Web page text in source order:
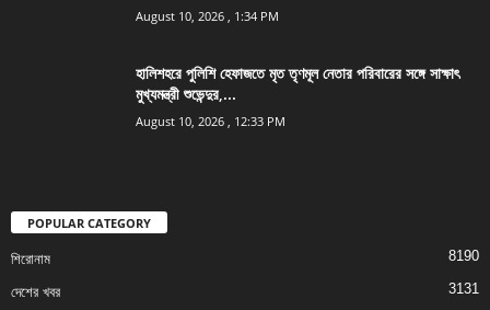
August 10, 2026 , 1:34 PM
হালিশহরে পুলিশি হেফাজতে মৃত তৃণমূল নেতার পরিবারের সঙ্গে সাক্ষাৎ
মুখ্যমন্ত্রী শুভেন্দুর,...
August 10, 2026 , 12:33 PM
POPULAR CATEGORY
শিরোনাম 8190
দেশের খবর 3131